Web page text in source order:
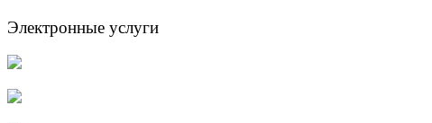
Электронные услуги